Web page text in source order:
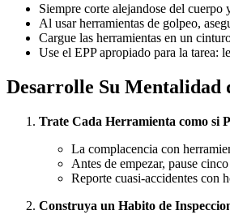
Siempre corte alejandose del
Al usar herramientas de golpeo,
Cargue las herramientas en un
Use el EPP apropiado para la tarea:
Desarrolle Su Mentalidad
Trate Cada Herramienta como si
La complacencia con
Antes de empezar, pause
Reporte cuasi-accidentes con
Construya un Habito de